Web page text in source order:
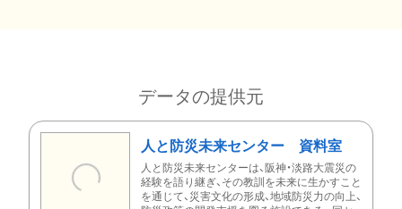
データの提供元
人と防災未来センター 資料室
人と防災未来センターは、阪神・淡路大震災の
経験を語り継ぎ、その教訓を未来に生かすこと
を通じて、災害文化の形成、地域防災力の向上、